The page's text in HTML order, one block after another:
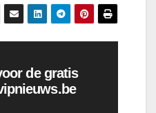
de gratis